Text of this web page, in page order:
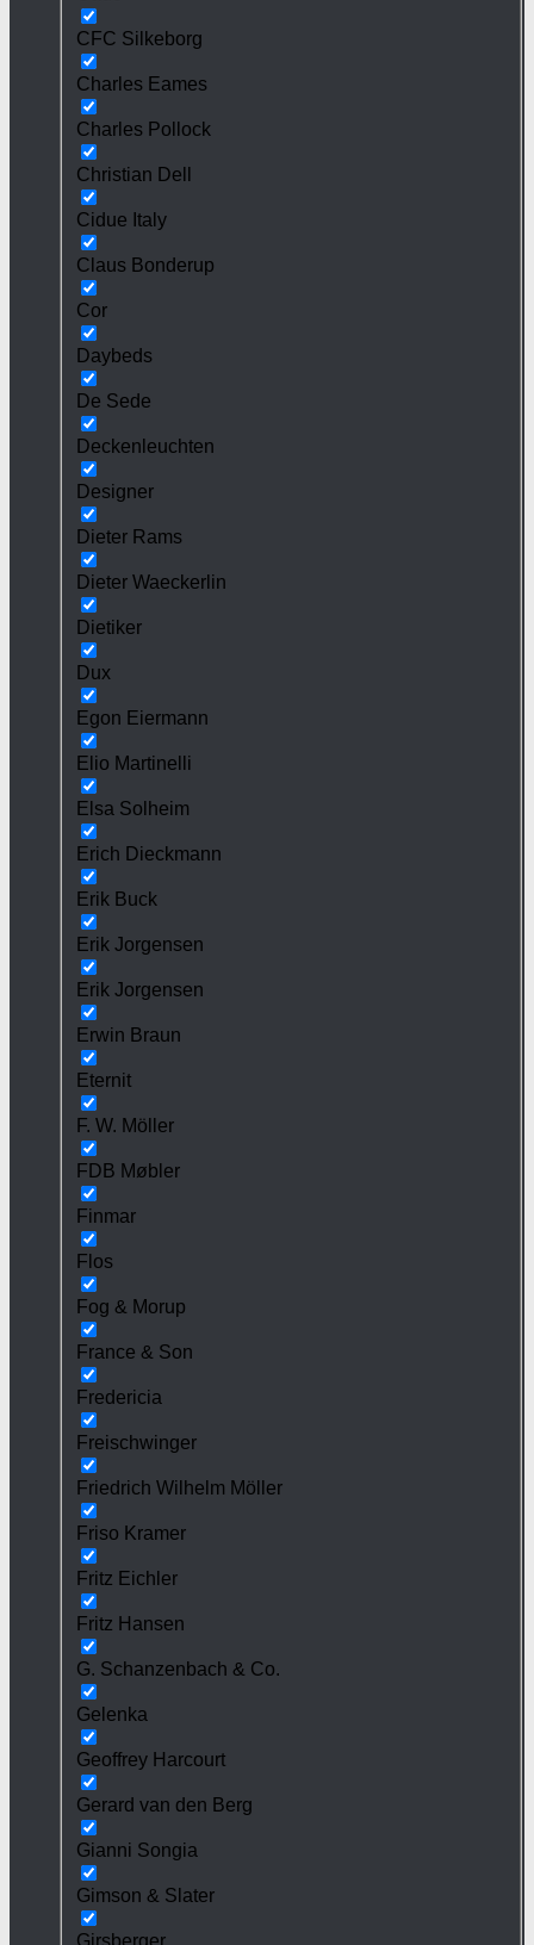
CFC Silkeborg
Charles Eames
Charles Pollock
Christian Dell
Cidue Italy
Claus Bonderup
Cor
Daybeds
De Sede
Deckenleuchten
Designer
Dieter Rams
Dieter Waeckerlin
Dietiker
Dux
Egon Eiermann
Elio Martinelli
Elsa Solheim
Erich Dieckmann
Erik Buck
Erik Jorgensen
Erik Jorgensen
Erwin Braun
Eternit
F. W. Möller
FDB Møbler
Finmar
Flos
Fog & Morup
France & Son
Fredericia
Freischwinger
Friedrich Wilhelm Möller
Friso Kramer
Fritz Eichler
Fritz Hansen
G. Schanzenbach & Co.
Gelenka
Geoffrey Harcourt
Gerard van den Berg
Gianni Songia
Gimson & Slater
Girsberger